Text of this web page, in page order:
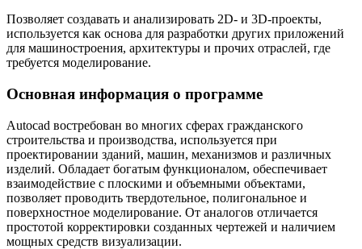
Позволяет создавать и анализировать 2D- и 3D-проекты,
используется как основа для разработки других приложений
для машиностроения, архитектуры и прочих отраслей, где
требуется моделирование.
Основная информация о программе
Autocad востребован во многих сферах гражданского
строительства и производства, используется при
проектировании зданий, машин, механизмов и различных
изделий. Обладает богатым функционалом, обеспечивает
взаимодействие с плоскими и объемными объектами,
позволяет проводить твердотельное, полигональное и
поверхностное моделирование. От аналогов отличается
простотой корректировки созданных чертежей и наличием
мощных средств визуализации.